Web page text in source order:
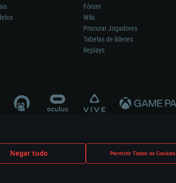
Negar tudo Permitir Todos os Cookies
Fórum
Wiki
Procurar Jogadores
Tabelas de líderes
Replays
patrocínio ou aval do respetivo construtor.
owners.